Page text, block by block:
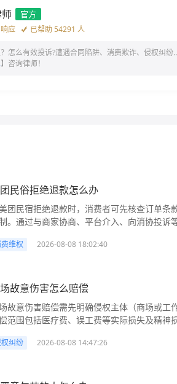
官方
应 已帮助 54291 人
怎么有效投诉?遭遇合同陷阱、消费欺诈、侵权纠
】咨询律师！
民俗拒绝退款怎么办
团民宿拒绝退款时，消费者可先核查订单
。通过与商家协商、平台介入、向消协投诉
益，若商家退款政策属“霸王条款”，消费者有权要求撤销并退
例如，小王预订了某城市的美团民宿，因突
、行动步骤、解决途径等方面详细说明，帮助
美团民宿预订本质上是消费者与商家（或
及相关法律法规是处理退款纠纷的核心依据
维权 2026-08-08 18:02:40
故意伤害怎么赔偿
故意伤害赔偿需先明确侵权主体（商场或工
范围包括医疗费、误工费等实际损失及精神
典》《刑法》等法律主张权益。 商场故意伤害怎么赔偿 “商场故意伤害”通常指在商场
纠纷 2026-08-08 14:47:26